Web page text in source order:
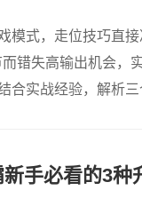
模式，走位技巧直
错失高输出机会，
合实战经验，解析
手必看的3种